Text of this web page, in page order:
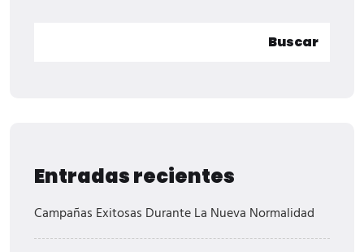
Buscar
Entradas recientes
Campañas Exitosas Durante La Nueva Normalidad